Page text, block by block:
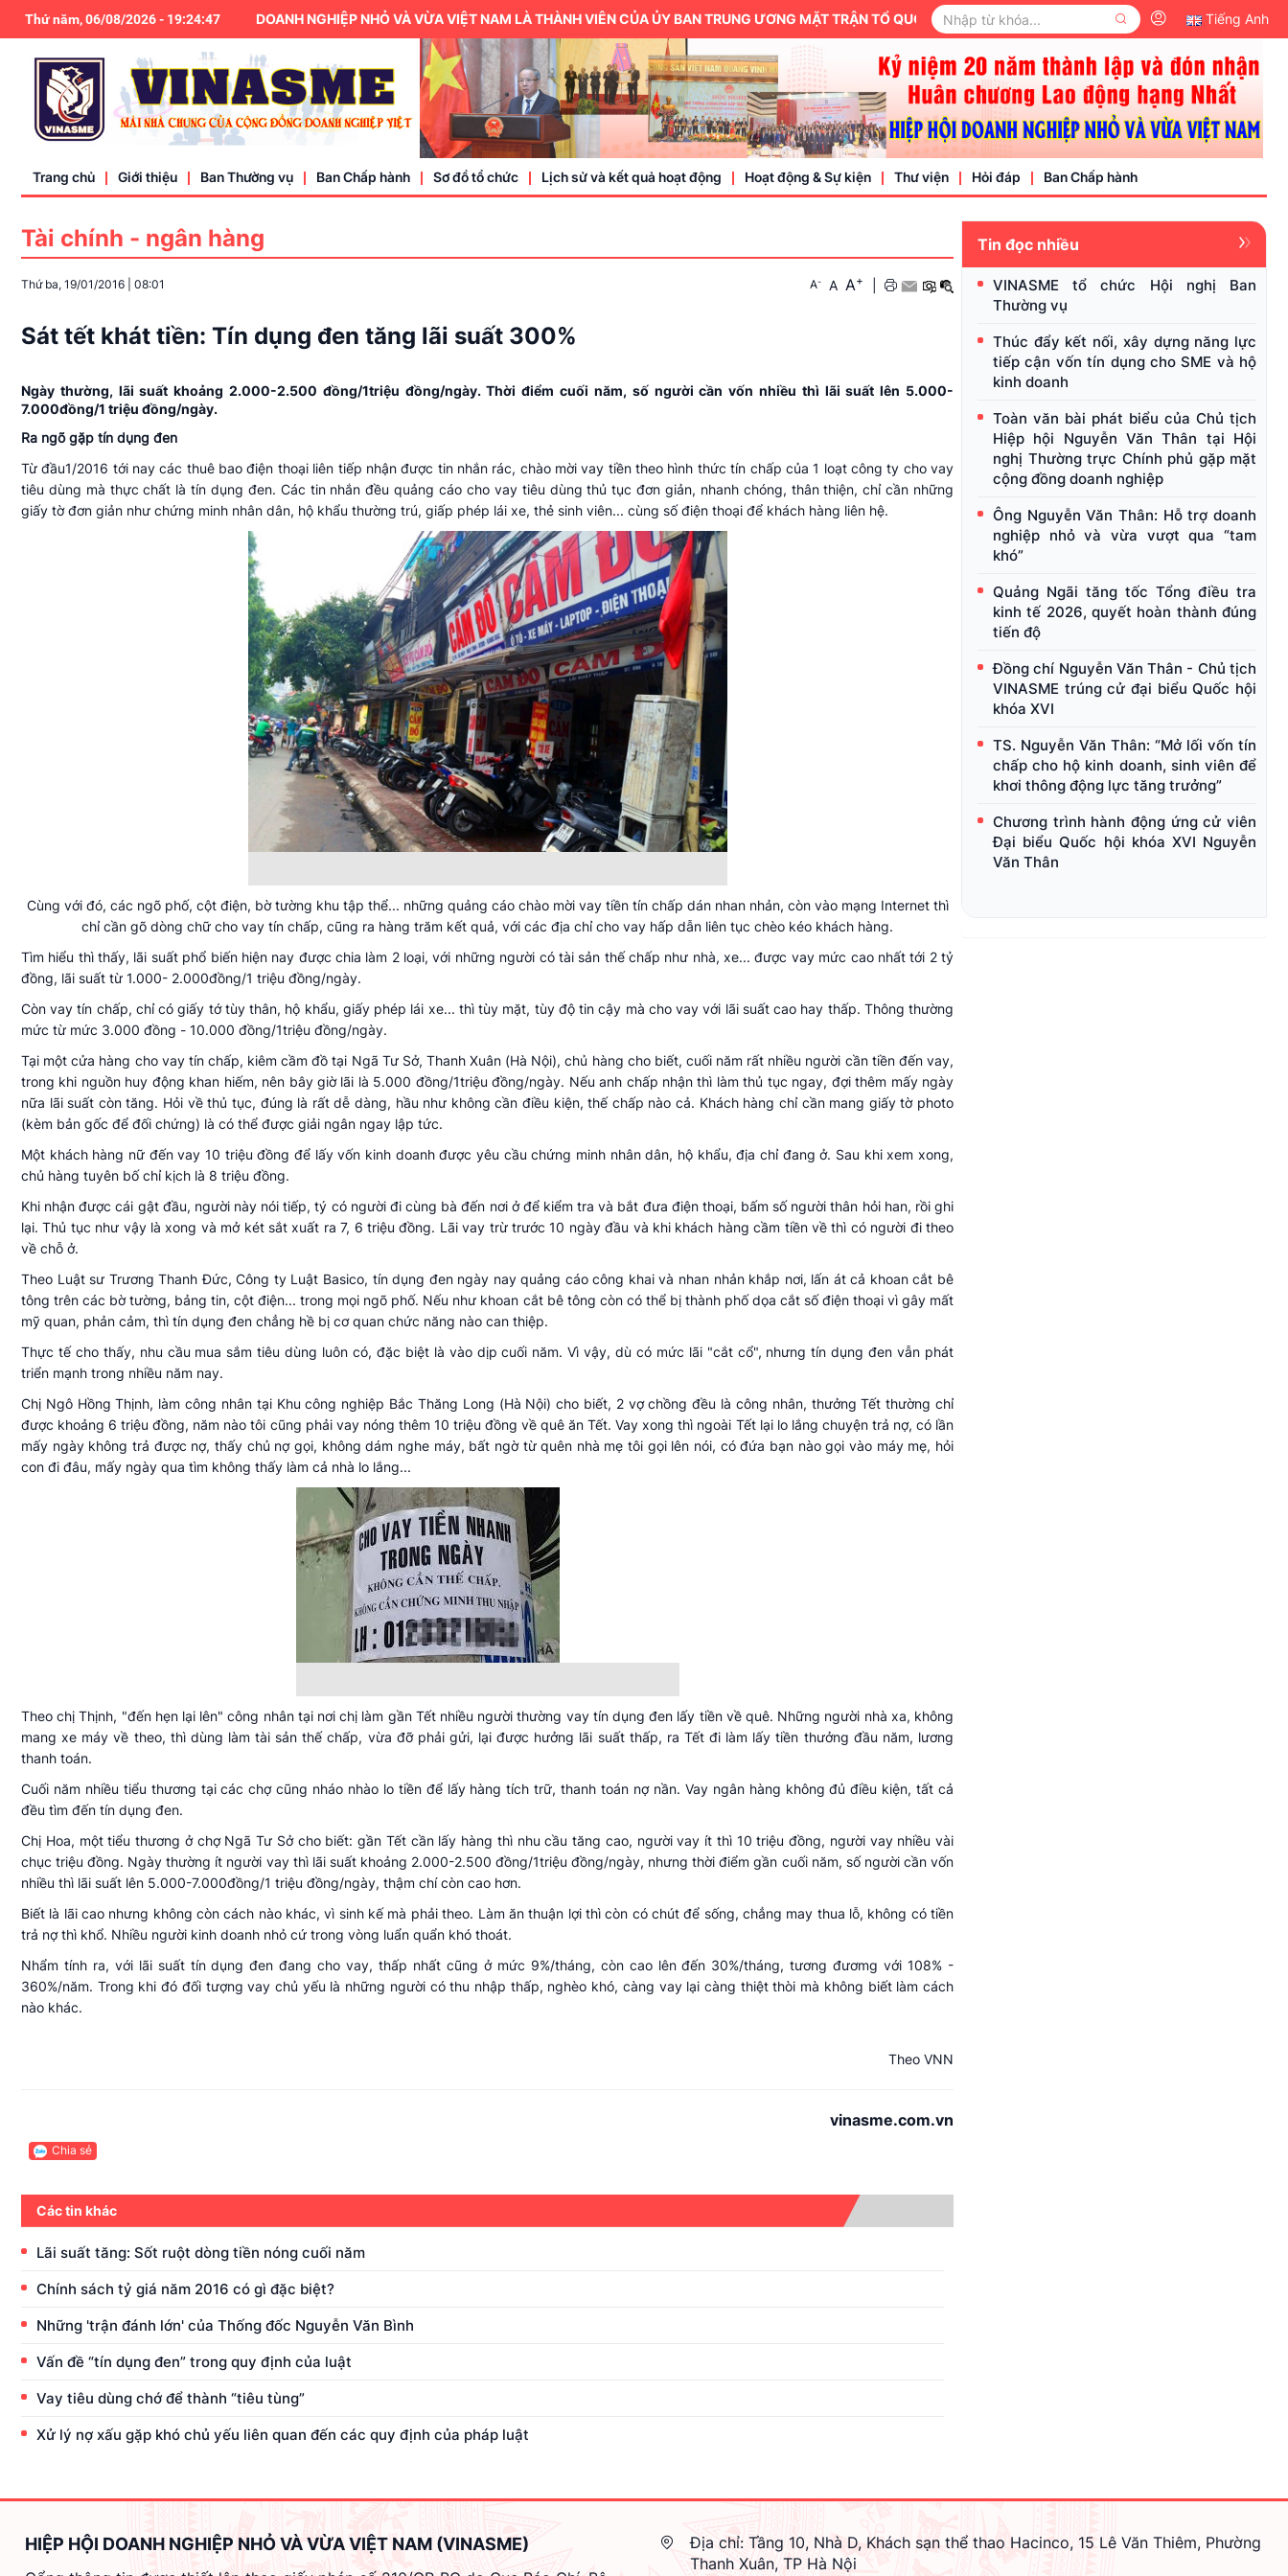
Thứ năm, 06/08/2026- 19:24:48
HIỆP HỘI DOANH NGHIỆP NHỎ VÀ VỪA VIỆT NAM LÀ THÀNH VIÊN CỦA ỦY BAN TRUNG ƯƠNG MẶT TRẬN TỔ QUỐC VIỆT NAM. Tiếng Anh
Trang chủ Giới thiệu
Điều lệ
Liên hệ
Ban Thường vụ Ban Chấp hành Sơ đồ tổ chức Lịch sử và kết quả hoạt động Hoạt động & Sự kiện
Trung ương hội
Thành viên
Thư viện
Video
Văn bản pháp luật
Hỏi đáp Ban Chấp hành
Tài chính - ngân hàng
Thứ ba, 19/01/2016 08:01 A- A A+
Sát tết khát tiền: Tín dụng đen tăng lãi suất 300%
Ngày thường, lãi suất khoảng 2.000-2.500 đồng/1triệu đồng/ngày. Thời điểm cuối năm, số người cần vốn nhiều thì lãi suất lên 5.000-
7.000đồng/1 triệu đồng/ngày.
Ra ngõ gặp tín dụng đen
Từ đầu1/2016 tới nay các thuê bao điện thoại liên tiếp nhận được tin nhắn rác, chào mời vay tiền theo hình thức tín chấp của 1 loạt công ty cho vay
tiêu dùng mà thực chất là tín dụng đen. Các tin nhắn đều quảng cáo cho vay tiêu dùng thủ tục đơn giản, nhanh chóng, thân thiện, chỉ cần những
giấy tờ đơn giản như chứng minh nhân dân, hộ khẩu thường trú, giấp phép lái xe, thẻ sinh viên... cùng số điện thoại để khách hàng liên hệ.
Cùng với đó, các ngõ phố, cột điện, bờ tường khu tập thể... những quảng cáo chào mời vay tiền tín chấp dán nhan nhản, còn vào mạng Internet thì
chỉ cần gõ dòng chữ cho vay tín chấp, cũng ra hàng trăm kết quả, với các địa chỉ cho vay hấp dẫn liên tục chèo kéo khách hàng.
Tìm hiểu thì thấy, lãi suất phổ biến hiện nay được chia làm 2 loại, với những người có tài sản thế chấp như nhà, xe... được vay mức cao nhất tới 2 tỷ
đồng, lãi suất từ 1.000- 2.000đồng/1 triệu đồng/ngày.
Còn vay tín chấp, chỉ có giấy tớ tùy thân, hộ khẩu, giấy phép lái xe... thì tùy mặt, tùy độ tin cậy mà cho vay với lãi suất cao hay thấp. Thông thường
mức từ mức 3.000 đồng - 10.000 đồng/1triệu đồng/ngày.
Tại một cửa hàng cho vay tín chấp, kiêm cầm đồ tại Ngã Tư Sở, Thanh Xuân (Hà Nội), chủ hàng cho biết, cuối năm rất nhiều người cần tiền đến vay,
trong khi nguồn huy động khan hiếm, nên bây giờ lãi là 5.000 đồng/1triệu đồng/ngày. Nếu anh chấp nhận thì làm thủ tục ngay, đợi thêm mấy ngày
nữa lãi suất còn tăng. Hỏi về thủ tục, đúng là rất dễ dàng, hầu như không cần điều kiện, thế chấp nào cả. Khách hàng chỉ cần mang giấy tờ photo
(kèm bản gốc để đối chứng) là có thể được giải ngân ngay lập tức.
Một khách hàng nữ đến vay 10 triệu đồng để lấy vốn kinh doanh được yêu cầu chứng minh nhân dân, hộ khẩu, địa chỉ đang ở. Sau khi xem xong,
chủ hàng tuyên bố chỉ kịch là 8 triệu đồng.
Khi nhận được cái gật đầu, người này nói tiếp, tý có người đi cùng bà đến nơi ở để kiểm tra và bắt đưa điện thoại, bấm số người thân hỏi han, rồi ghi
lại. Thủ tục như vậy là xong và mở két sắt xuất ra 7, 6 triệu đồng. Lãi vay trừ trước 10 ngày đầu và khi khách hàng cầm tiền về thì có người đi theo
về chỗ ở.
Theo Luật sư Trương Thanh Đức, Công ty Luật Basico, tín dụng đen ngày nay quảng cáo công khai và nhan nhản khắp nơi, lấn át cả khoan cắt bê
tông trên các bờ tường, bảng tin, cột điện... trong mọi ngõ phố. Nếu như khoan cắt bê tông còn có thể bị thành phố dọa cắt số điện thoại vì gây mất
mỹ quan, phản cảm, thì tín dụng đen chẳng hề bị cơ quan chức năng nào can thiệp.
Thực tế cho thấy, nhu cầu mua sắm tiêu dùng luôn có, đặc biệt là vào dịp cuối năm. Vì vậy, dù có mức lãi "cắt cổ", nhưng tín dụng đen vẫn phát
triển mạnh trong nhiều năm nay.
Chị Ngô Hồng Thịnh, làm công nhân tại Khu công nghiệp Bắc Thăng Long (Hà Nội) cho biết, 2 vợ chồng đều là công nhân, thưởng Tết thường chỉ
được khoảng 6 triệu đồng, năm nào tôi cũng phải vay nóng thêm 10 triệu đồng về quê ăn Tết. Vay xong thì ngoài Tết lại lo lắng chuyện trả nợ, có lần
mấy ngày không trả được nợ, thấy chủ nợ gọi, không dám nghe máy, bất ngờ từ quên nhà mẹ tôi gọi lên nói, có đứa bạn nào gọi vào máy mẹ, hỏi
con đi đâu, mấy ngày qua tìm không thấy làm cả nhà lo lắng...
Theo chị Thịnh, "đến hẹn lại lên" công nhân tại nơi chị làm gần Tết nhiều người thường vay tín dụng đen lấy tiền về quê. Những người nhà xa, không
mang xe máy về theo, thì dùng làm tài sản thế chấp, vừa đỡ phải gửi, lại được hưởng lãi suất thấp, ra Tết đi làm lấy tiền thưởng đầu năm, lương
thanh toán.
Cuối năm nhiều tiểu thương tại các chợ cũng nháo nhào lo tiền để lấy hàng tích trữ, thanh toán nợ nần. Vay ngân hàng không đủ điều kiện, tất cả
đều tìm đến tín dụng đen.
Chị Hoa, một tiểu thương ở chợ Ngã Tư Sở cho biết: gần Tết cần lấy hàng thì nhu cầu tăng cao, người vay ít thì 10 triệu đồng, người vay nhiều vài
chục triệu đồng. Ngày thường ít người vay thì lãi suất khoảng 2.000-2.500 đồng/1triệu đồng/ngày, nhưng thời điểm gần cuối năm, số người cần vốn
nhiều thì lãi suất lên 5.000-7.000đồng/1 triệu đồng/ngày, thậm chí còn cao hơn.
Biết là lãi cao nhưng không còn cách nào khác, vì sinh kế mà phải theo. Làm ăn thuận lợi thì còn có chút để sống, chẳng may thua lỗ, không có tiền
trả nợ thì khổ. Nhiều người kinh doanh nhỏ cứ trong vòng luẩn quẩn khó thoát.
Nhẩm tính ra, với lãi suất tín dụng đen đang cho vay, thấp nhất cũng ở mức 9%/tháng, còn cao lên đến 30%/tháng, tương đươmg với 108% -
360%/năm. Trong khi đó đối tượng vay chủ yếu là những người có thu nhập thấp, nghèo khó, càng vay lại càng thiệt thòi mà không biết làm cách
nào khác.
Theo VNN
vinasme.com.vn
Chia sẻ
Các tin khác
Lãi suất tăng: Sốt ruột dòng tiền nóng cuối năm
Chính sách tỷ giá năm 2016 có gì đặc biệt?
Những 'trận đánh lớn' của Thống đốc Nguyễn Văn Bình
Vấn đề “tín dụng đen” trong quy định của luật
Vay tiêu dùng chớ để thành “tiêu tùng”
Xử lý nợ xấu gặp khó chủ yếu liên quan đến các quy định của pháp luật
Tin đọc nhiều
VINASME tổ chức Hội nghị Ban
Thường vụ
Thúc đẩy kết nối, xây dựng năng lực
tiếp cận vốn tín dụng cho SME và hộ
kinh doanh
Toàn văn bài phát biểu của Chủ tịch
Hiệp hội Nguyễn Văn Thân tại Hội
nghị Thường trực Chính phủ gặp mặt
cộng đồng doanh nghiệp
Ông Nguyễn Văn Thân: Hỗ trợ doanh
nghiệp nhỏ và vừa vượt qua “tam
khó”
Quảng Ngãi tăng tốc Tổng điều tra
kinh tế 2026, quyết hoàn thành đúng
tiến độ
Đồng chí Nguyễn Văn Thân - Chủ tịch
VINASME trúng cử đại biểu Quốc hội
khóa XVI
TS. Nguyễn Văn Thân: “Mở lối vốn tín
chấp cho hộ kinh doanh, sinh viên để
khơi thông động lực tăng trưởng”
Chương trình hành động ứng cử viên
Đại biểu Quốc hội khóa XVI Nguyễn
Văn Thân
HIỆP HỘI DOANH NGHIỆP NHỎ VÀ VỪA VIỆT NAM (VINASME) Địa chỉ: Tầng 10, Nhà D, Khách sạn thể thao Hacinco, 15 Lê Văn Thiêm, Phường
Thanh Xuân, TP Hà Nội